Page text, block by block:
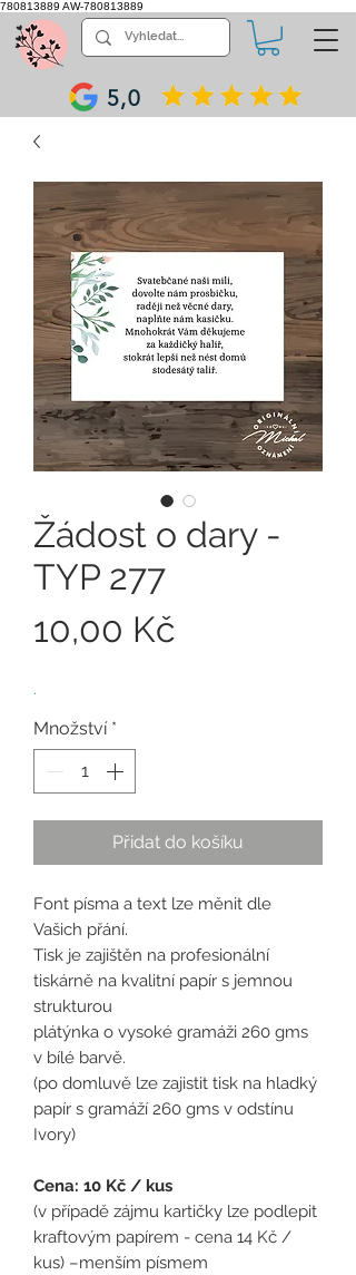
780813889 AW-780813889
5,0
Žádost o dary -
TYP 277
10,00 Kč
.
Množství *
Přidat do košíku
Font písma a text lze měnit dle
Vašich přání.
Tisk je zajištěn na profesionální
tiskárně na kvalitní papír s jemnou
strukturou
plátýnka o vysoké gramáži 260 gms
v bílé barvě.
(po domluvě lze zajistit tisk na hladký
papír s gramáží 260 gms v odstínu
Ivory)
Cena: 10 Kč / kus
(v případě zájmu kartičky lze podlepit
kraftovým papírem - cena 14 Kč /
kus) –menším písmem